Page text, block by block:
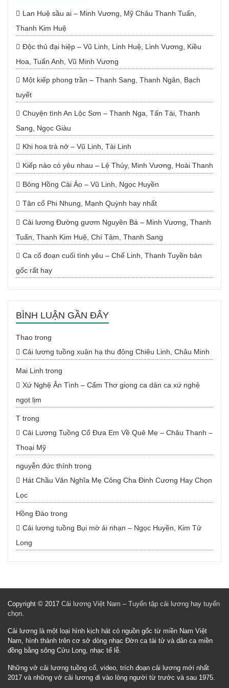
Lan Huệ sầu ai – Minh Vương, Mỹ Châu Thanh Tuấn,
Thanh Kim Huệ
Độc thủ đại hiệp – Vũ Linh, Linh Huệ, Linh Vương, Kiều
Hoa, Tuấn Anh, Vũ Minh Vương
Một kiếp phong trần – Thanh Sang, Thanh Ngân, Bạch
tuyết
Chuyện tình An Lộc Sơn – Thanh Nga, Tấn Tài, Thanh
Sang, Ngọc Giàu
Khi hoa trà nở – Vũ Linh, Tài Linh
Kiếp nào có yêu nhau – Lệ Thủy, Minh Vương, Hoài Thanh
Bông Hồng Cài Áo – Vũ Linh, Ngọc Huyền
Tân cổ Phi Nhung, Mạnh Quỳnh hay nhất
Cải lương Đường gươm Nguyên Bá – Minh Vương, Thanh
Tuấn, Thanh Kim Huệ, Chí Tâm, Thanh Sang
Ca cổ đoạn cuối tình yêu – Chế Linh, Thanh Tuyền bản
gốc rất hay
BÌNH LUẬN GẦN ĐÂY
Thao trong
Cải lương tuồng xuân hạ thu đông Chiêu Linh, Châu Minh
Mai Linh trong
Xứ Nghệ Ân Tình – Cẩm Thơ giọng ca dân ca xứ nghệ
ngọt lịm
T trong
Cải Lương Tuồng Cổ Đưa Em Về Quê Mẹ – Châu Thanh –
Thoại Mỹ
nguyễn đức thính trong
Hát Chầu Văn Nghĩa Mẹ Công Cha Đinh Cương Hay Chọn
Lọc
Hồng Đào trong
Cải lương tuồng Bụi mờ ải nhạn – Ngọc Huyền, Kim Tử
Long
Copyright © 2017 Cải lương Việt Nam – Tuyển tập cải lương hay tuyển
chọn.
Cải lương là một loại hình kịch hát có nguồn gốc từ miền Nam Việt
Nam, hình thành trên cơ sở dòng nhạc Đờn ca tài tử và dân ca miền
đồng bằng sông Cửu Long, nhạc tế lễ.
Những vở cải lương tuồng cổ, video, trích đoạn cải lương mới nhất
2017 và những vở cải lương đi vào lòng người từ trước và sau 1975.